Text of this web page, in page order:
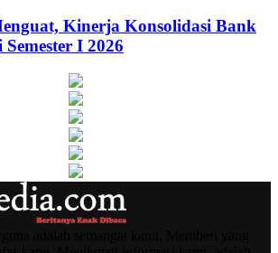
Kinerja Konsolidasi Bank
I 2026